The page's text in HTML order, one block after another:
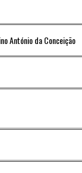
António da Conceição